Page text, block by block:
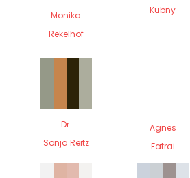
Monika
Rekelhof
Kubny
Dr.
Sonja Reitz
Agnes
Fatrai